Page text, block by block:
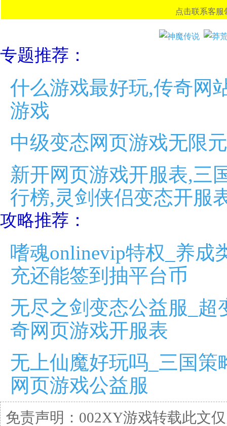
点击联系客服
专题推荐：
什么游戏最好玩,传奇网
游戏
中级变态网页游戏无限
新开网页游戏开服表,三
行榜,灵剑侠侣变态开服
攻略推荐：
嗜魂onlinevip特权_养成
充还能签到抽平台币
无尽之剑变态公益服_
奇网页游戏开服表
无上仙魔好玩吗_三国
网页游戏公益服
免责声明：002XY游戏转载此文